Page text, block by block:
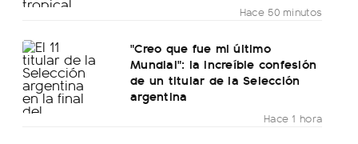
Hace 50 minutos
"Creo que fue mi último
Mundial": la increíble confesión
de un titular de la Selección
argentina
Hace 1 hora